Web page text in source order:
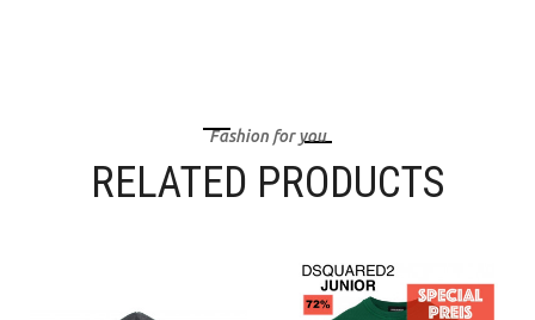
Fashion for you
RELATED PRODUCTS